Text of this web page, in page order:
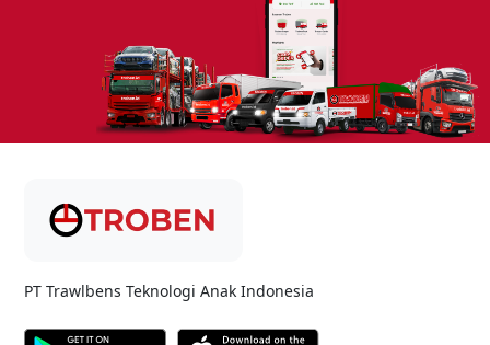
PT Trawlbens Teknologi Anak Indonesia